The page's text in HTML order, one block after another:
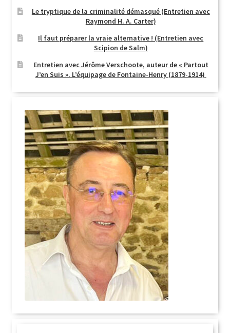
Le tryptique de la criminalité démasqué (Entretien avec
Raymond H. A. Carter)
Il faut préparer la vraie alternative ! (Entretien avec
Scipion de Salm)
Entretien avec Jérôme Verschoote, auteur de « Partout
J’en Suis ». L’équipage de Fontaine-Henry (1879-1914)